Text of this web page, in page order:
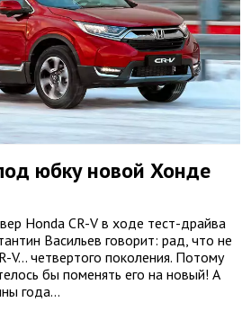
юбку новой Хонде
Honda CR-V в ходе тест-драйва
Васильев говорит: рад, что не
V… четвертого поколения. Потому
бы поменять его на новый! А
года…